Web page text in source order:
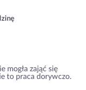
mogła zająć się
to praca dorywczo.